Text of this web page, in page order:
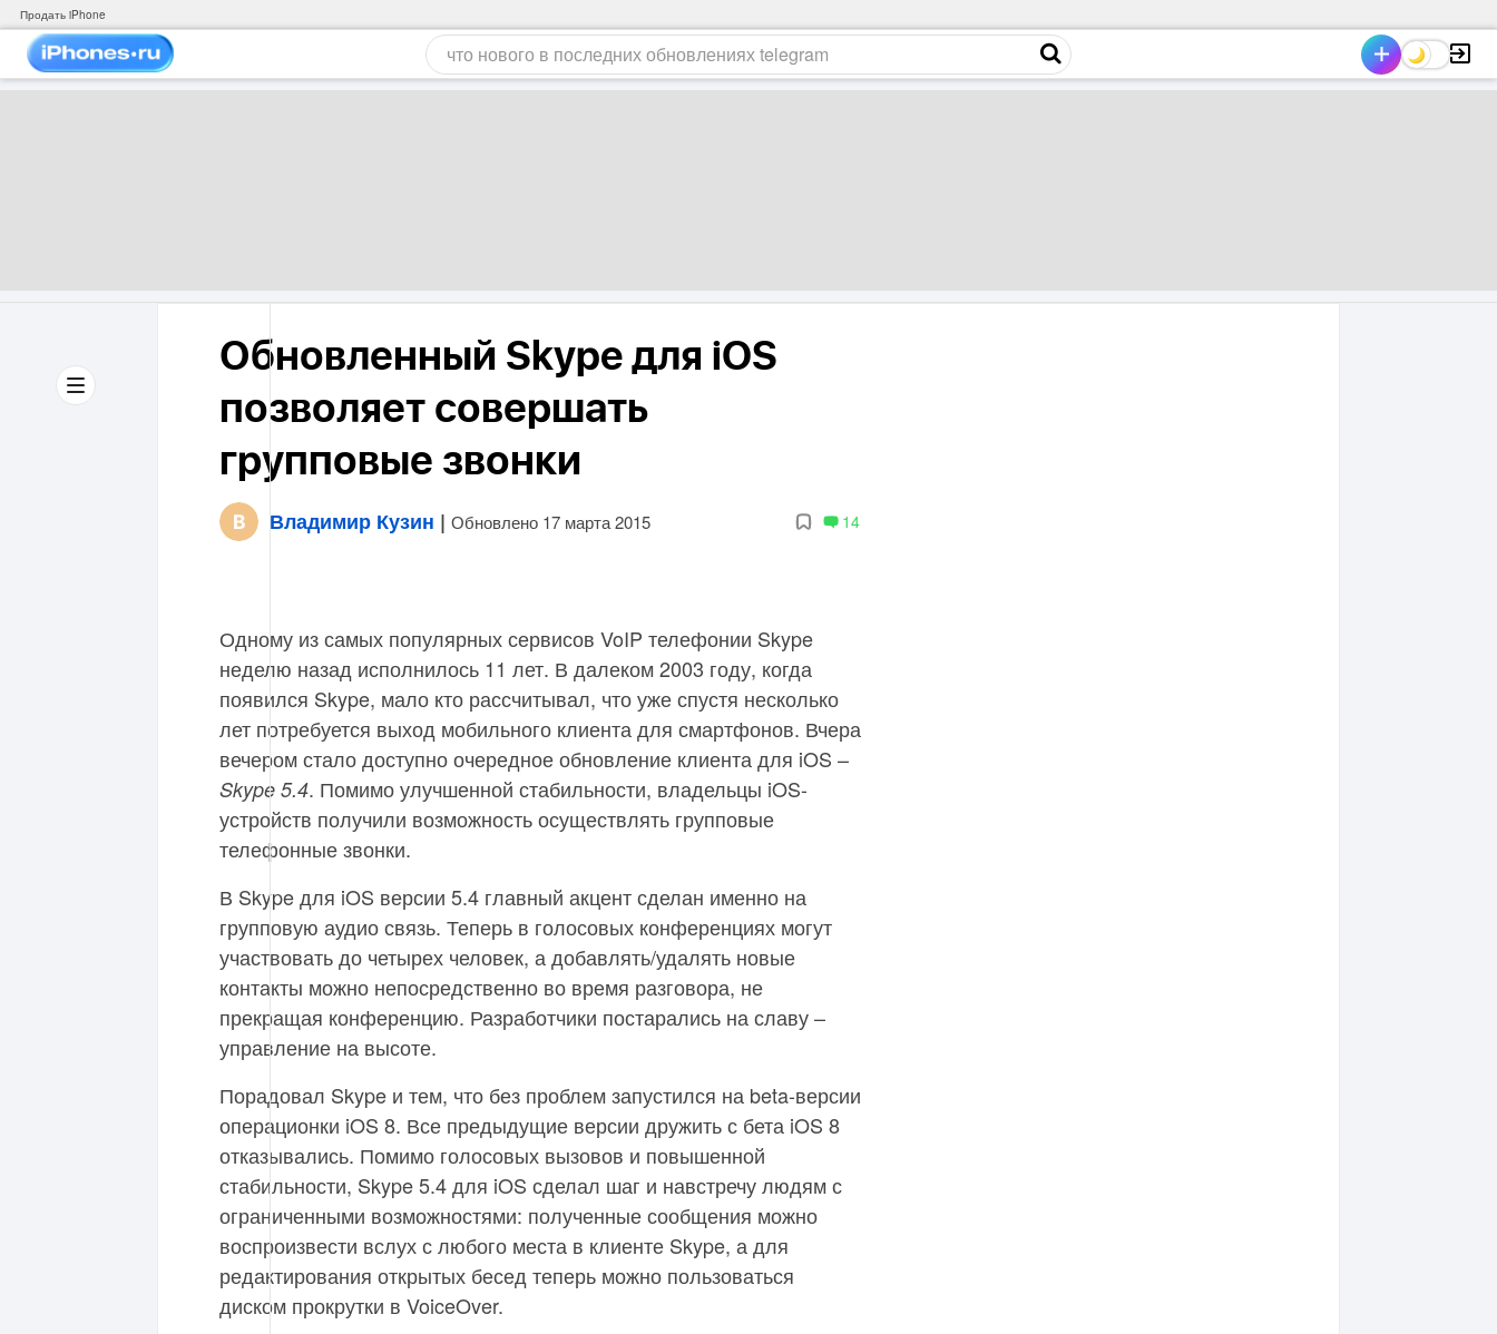
Продать iPhone
Обновленный Skype для iOS
позволяет совершать
групповые звонки
Владимир Кузин | Обновлено 17 марта 2015 14
Одному из самых популярных сервисов VoIP телефонии Skype
неделю назад исполнилось 11 лет. В далеком 2003 году, когда
появился Skype, мало кто рассчитывал, что уже спустя несколько
лет потребуется выход мобильного клиента для смартфонов. Вчера
вечером стало доступно очередное обновление клиента для iOS –
Skype 5.4. Помимо улучшенной стабильности, владельцы iOS-
устройств получили возможность осуществлять групповые
телефонные звонки.
В Skype для iOS версии 5.4 главный акцент сделан именно на
групповую аудио связь. Теперь в голосовых конференциях могут
участвовать до четырех человек, а добавлять/удалять новые
контакты можно непосредственно во время разговора, не
прекращая конференцию. Разработчики постарались на славу –
управление на высоте.
Порадовал Skype и тем, что без проблем запустился на beta-версии
операционки iOS 8. Все предыдущие версии дружить с бета iOS 8
отказывались. Помимо голосовых вызовов и повышенной
стабильности, Skype 5.4 для iOS сделал шаг и навстречу людям с
ограниченными возможностями: полученные сообщения можно
воспроизвести вслух с любого места в клиенте Skype, а для
редактирования открытых бесед теперь можно пользоваться
диском прокрутки в VoiceOver.